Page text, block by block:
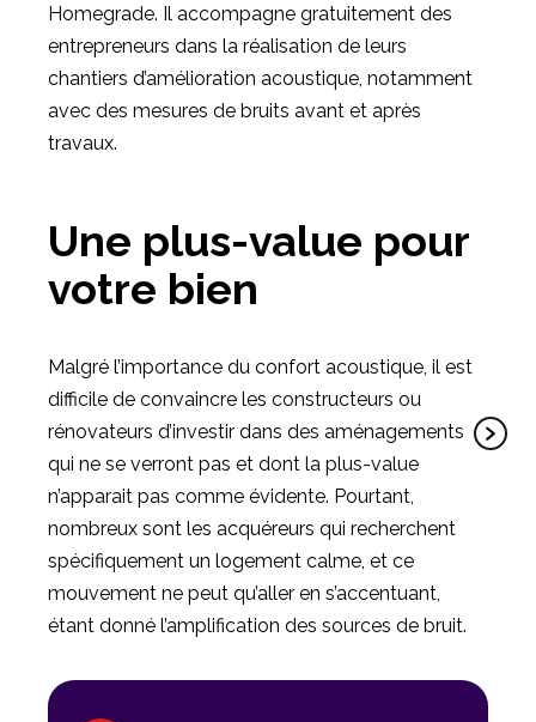
Homegrade. Il accompagne gratuitement des
entrepreneurs dans la réalisation de leurs
chantiers d’amélioration acoustique, notamment
avec des mesures de bruits avant et après
travaux.
Une plus-value pour
votre bien
Malgré l’importance du confort acoustique, il est
difficile de convaincre les constructeurs ou
rénovateurs d’investir dans des aménagements
qui ne se verront pas et dont la plus-value
n’apparait pas comme évidente. Pourtant,
nombreux sont les acquéreurs qui recherchent
spécifiquement un logement calme, et ce
mouvement ne peut qu’aller en s’accentuant,
étant donné l’amplification des sources de bruit.